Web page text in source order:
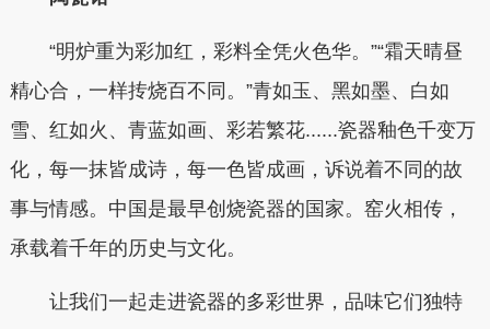
“明炉重为彩加红，彩料全凭火色华。”“霜天晴昼
精心合，一样抟烧百不同。”青如玉、黑如墨、白如
雪、红如火、青蓝如画、彩若繁花......瓷器釉色千变万
化，每一抹皆成诗，每一色皆成画，诉说着不同的故
事与情感。中国是最早创烧瓷器的国家。窑火相传，
承载着千年的历史与文化。
让我们一起走进瓷器的多彩世界，品味它们独特